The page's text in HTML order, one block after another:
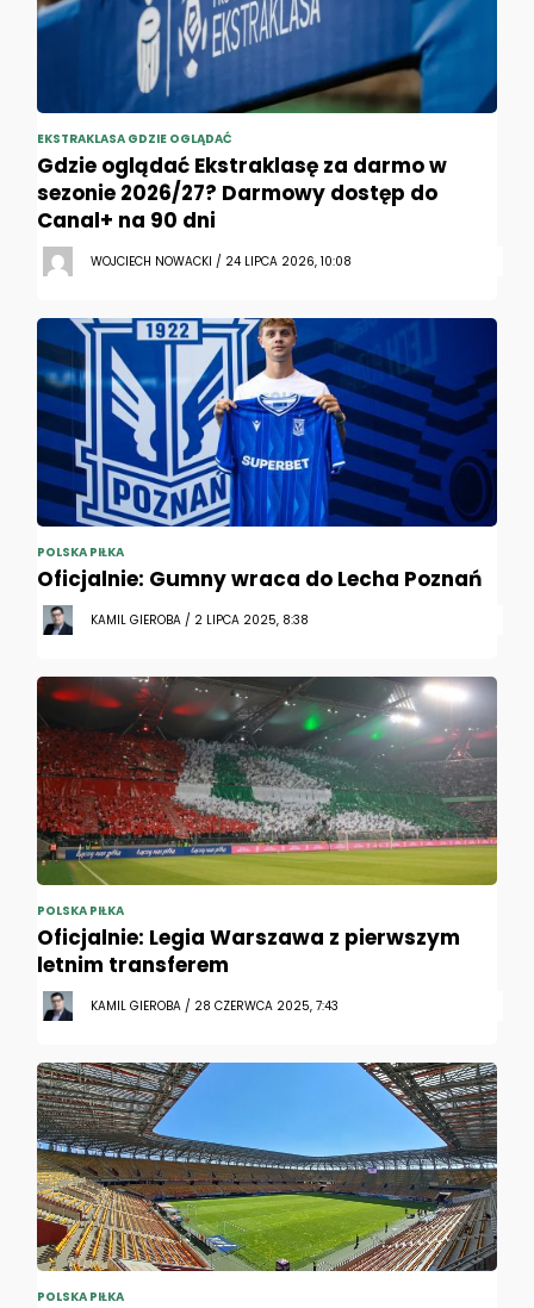
EKSTRAKLASA GDZIE OGLĄDAĆ
Gdzie oglądać Ekstraklasę za darmo w
sezonie 2026/27? Darmowy dostęp do
Canal+ na 90 dni
WOJCIECH NOWACKI / 24 LIPCA 2026, 10:08
POLSKA PIŁKA
Oficjalnie: Gumny wraca do Lecha Poznań
KAMIL GIEROBA / 2 LIPCA 2025, 8:38
POLSKA PIŁKA
Oficjalnie: Legia Warszawa z pierwszym
letnim transferem
KAMIL GIEROBA / 28 CZERWCA 2025, 7:43
POLSKA PIŁKA